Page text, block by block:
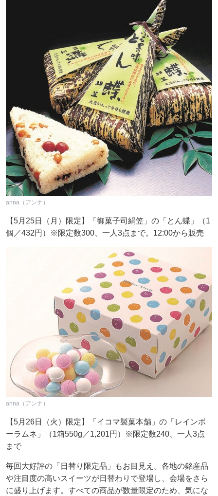
anna（アンナ）
【5月25日（月）限定】「御菓子司絹笠」の「とん蝶」（1
個／432円）※限定数300、一人3点まで。12:00から販売
anna（アンナ）
【5月26日（火）限定】「イコマ製菓本舗」の「レインボ
ーラムネ」（1箱550g／1,201円）※限定数240、一人3点
まで
毎回大好評の「日替り限定品」もお目見え。各地の銘産品
や注目度の高いスイーツが日替わりで登場し、会場をさら
に盛り上げます。すべての商品が数量限定のため、気にな